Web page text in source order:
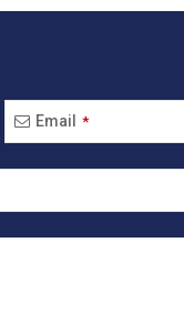
Email *